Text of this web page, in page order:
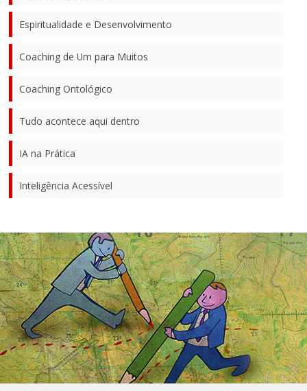
Espiritualidade e Desenvolvimento
Coaching de Um para Muitos
Coaching Ontológico
Tudo acontece aqui dentro
IA na Prática
Inteligência Acessível